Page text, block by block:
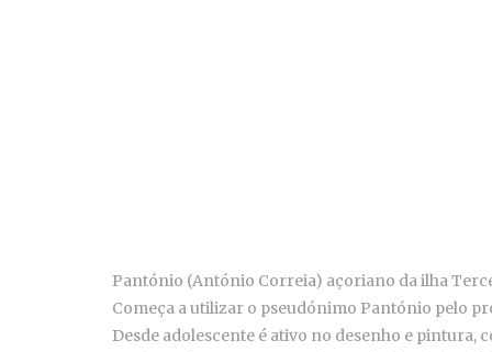
Pantónio (António Correia) açoriano da ilha
Começa a utilizar o pseudónimo Pantónio pelo
Desde adolescente é ativo no desenho e pintura,